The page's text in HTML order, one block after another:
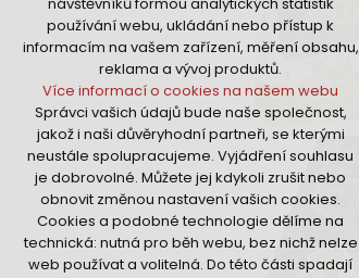
případná přihlášení, volby jazyka, apod.
Volitelná cookies
analytická pro anonymizované
vyhodnocení návštěvnosti
marketingová cookies (Google,Hotjar,Sklik)
Více informací o cookies na našem webu
Přijmout všechny cookies
Odmítnout vše
návštěvníků formou analytických statistik
používání webu, ukládání nebo přístup k
informacím na vašem zařízení, měření obsahu,
reklama a vývoj produktů.
Více informací o cookies na našem webu
Správci vašich údajů bude naše společnost,
jakož i naši důvěryhodní partneři, se kterými
neustále spolupracujeme. Vyjádření souhlasu
je dobrovolné. Můžete jej kdykoli zrušit nebo
obnovit změnou nastavení vašich cookies.
Cookies a podobné technologie dělíme na
technická: nutná pro běh webu, bez nichž nelze
web používat a volitelná. Do této části spadají